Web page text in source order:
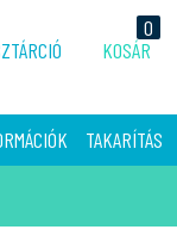
KOSÁR
0
TAKARÍTÁS